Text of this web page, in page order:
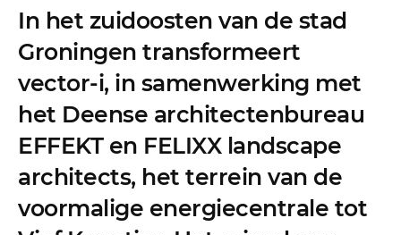
In het zuidoosten van de stad
Groningen transformeert
vector-i, in samenwerking met
het Deense architectenbureau
EFFEKT en FELIXX landscape
architects, het terrein van de
voormalige energiecentrale tot